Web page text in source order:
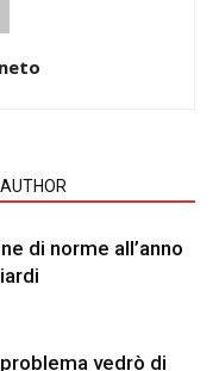
di norme all’anno
vedrò di